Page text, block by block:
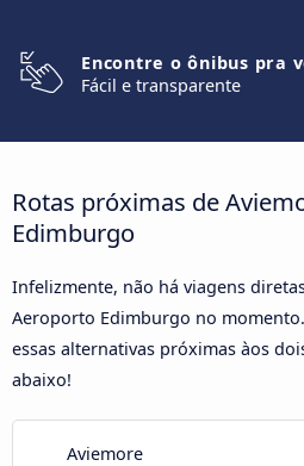
Encontre o ônibus pra
Fácil e transparente
Rotas próximas de
Edimburgo
Infelizmente, não há viagens
Aeroporto Edimburgo no
essas alternativas próximas àos
abaixo!
Aviemore